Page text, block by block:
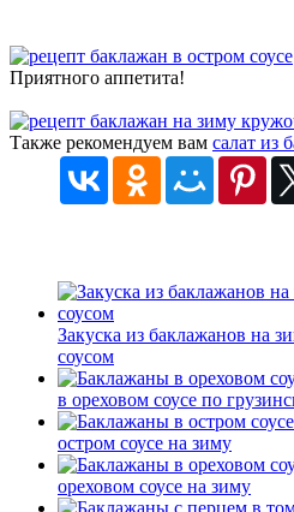
Приятного аппетита!
Также рекомендуем вам салат из
Закуска из баклажанов на
соусом
в ореховом соусе по
остром соусе на зиму
ореховом соусе на зиму